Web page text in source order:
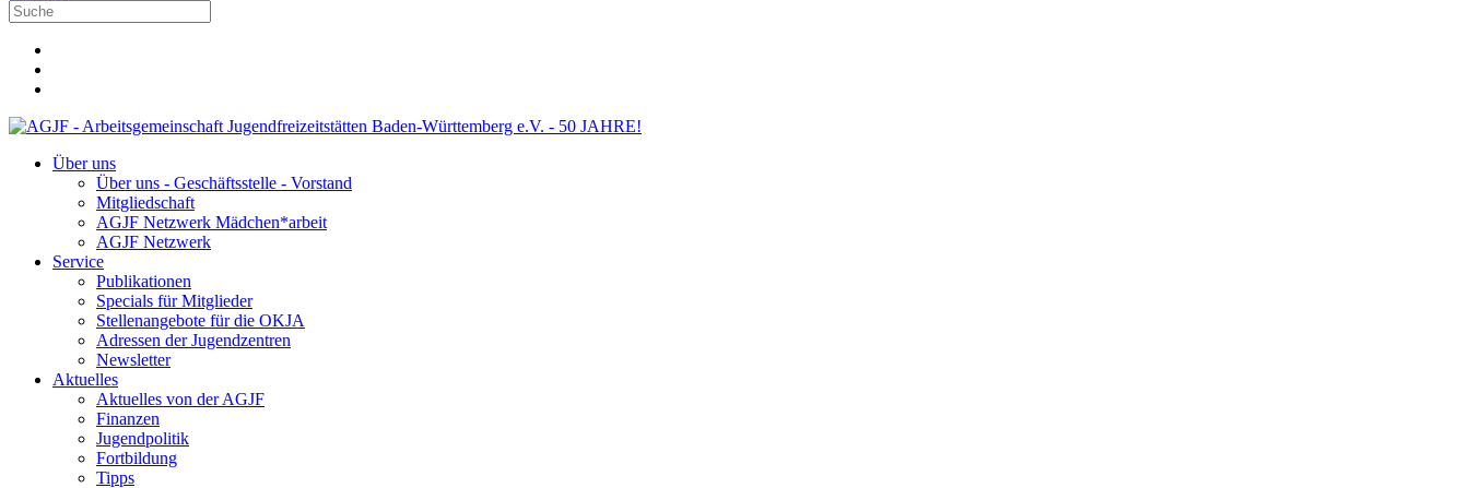
Über uns
Über uns - Geschäftsstelle - Vorstand
Mitgliedschaft
AGJF Netzwerk Mädchen*arbeit
AGJF Netzwerk
Service
Publikationen
Specials für Mitglieder
Stellenangebote für die OKJA
Adressen der Jugendzentren
Newsletter
Aktuelles
Aktuelles von der AGJF
Finanzen
Jugendpolitik
Fortbildung
Tipps